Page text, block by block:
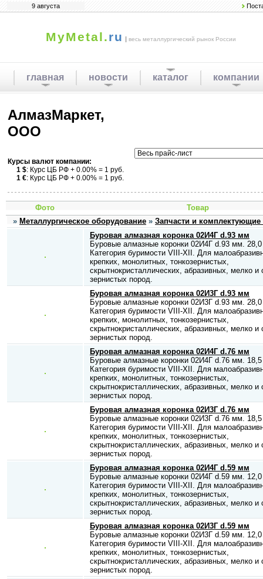
9 августа
MyMetal.ru | весь металлургический рынок России
главная новости каталог компании
АлмазМаркет,
ООО
Курсы валют компании:
1 $: Курс ЦБ РФ + 0.00% = 1 руб.
1 €: Курс ЦБ РФ + 0.00% = 1 руб.
Фото
Товар
» Металлургическое оборудование » Запчасти и
Буровая алмазная коронка 02И4Г d.93 мм
Буровые алмазные коронки 02И4Г d.93 мм. 28,0
Категория буримости VIII-XII. Для
крепких, монолитных, тонкозернистых,
скрытнокристаллических, абразивных, мелко и
зернистых пород.
Буровая алмазная коронка 02И3Г d.93 мм
Буровые алмазные коронки 02И3Г d.93 мм. 28,0
Категория буримости VIII-XII. Для
крепких, монолитных, тонкозернистых,
скрытнокристаллических, абразивных, мелко и
зернистых пород.
Буровая алмазная коронка 02И4Г d.76 мм
Буровые алмазные коронки 02И4Г d.76 мм. 18,5
Категория буримости VIII-XII. Для
крепких, монолитных, тонкозернистых,
скрытнокристаллических, абразивных, мелко и
зернистых пород.
Буровая алмазная коронка 02И3Г d.76 мм
Буровые алмазные коронки 02И3Г d.76 мм. 18,5
Категория буримости VIII-XII. Для
крепких, монолитных, тонкозернистых,
скрытнокристаллических, абразивных, мелко и
зернистых пород.
Буровая алмазная коронка 02И4Г d.59 мм
Буровые алмазные коронки 02И4Г d.59 мм. 12,0
Категория буримости VIII-XII. Для
крепких, монолитных, тонкозернистых,
скрытнокристаллических, абразивных, мелко и
зернистых пород.
Буровая алмазная коронка 02И3Г d.59 мм
Буровые алмазные коронки 02И3Г d.59 мм. 12,0
Категория буримости VIII-XII. Для
крепких, монолитных, тонкозернистых,
скрытнокристаллических, абразивных, мелко и
зернистых пород.